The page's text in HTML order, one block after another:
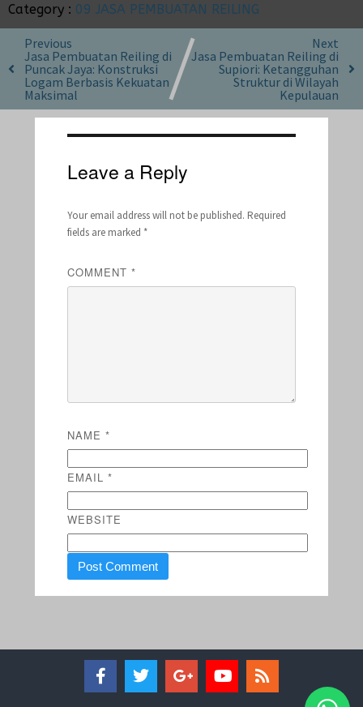
Category : 09 JASA PEMBUATAN REILING
Previous
Jasa Pembuatan Reiling di
Puncak Jaya: Konstruksi
Logam Berbasis Kekuatan
Maksimal
Next
Jasa Pembuatan Reiling di
Supiori: Ketangguhan
Struktur di Wilayah
Kepulauan
Leave a Reply
Your email address will not be published. Required
fields are marked *
COMMENT *
NAME *
EMAIL *
WEBSITE